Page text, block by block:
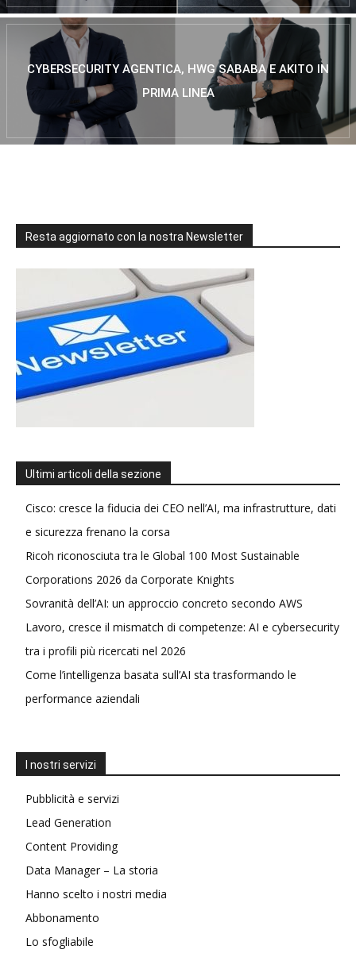
CYBERSECURITY AGENTICA, HWG SABABA E AKITO IN
PRIMA LINEA
Resta aggiornato con la nostra Newsletter
Ultimi articoli della sezione
Cisco: cresce la fiducia dei CEO nell’AI, ma infrastrutture, dati
e sicurezza frenano la corsa
Ricoh riconosciuta tra le Global 100 Most Sustainable
Corporations 2026 da Corporate Knights
Sovranità dell’AI: un approccio concreto secondo AWS
Lavoro, cresce il mismatch di competenze: AI e cybersecurity
tra i profili più ricercati nel 2026
Come l’intelligenza basata sull’AI sta trasformando le
performance aziendali
I nostri servizi
Pubblicità e servizi
Lead Generation
Content Providing
Data Manager – La storia
Hanno scelto i nostri media
Abbonamento
Lo sfogliabile